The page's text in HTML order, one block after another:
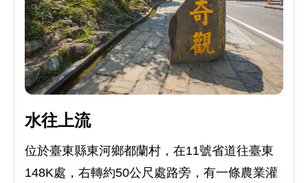
水往上流
位於臺東縣東河鄉都蘭村，在11號省道往臺東
148K處，右轉約50公尺處路旁，有一條農業灌